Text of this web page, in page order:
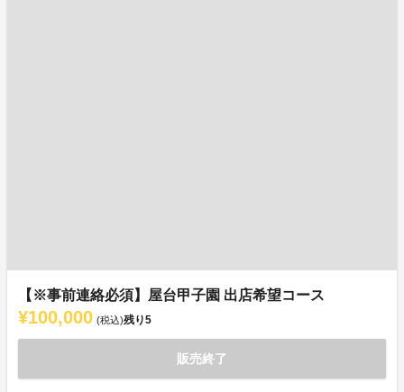
【※事前連絡必須】屋台甲子園 出店希望コース
¥100,000 (税込)残り5
販売終了